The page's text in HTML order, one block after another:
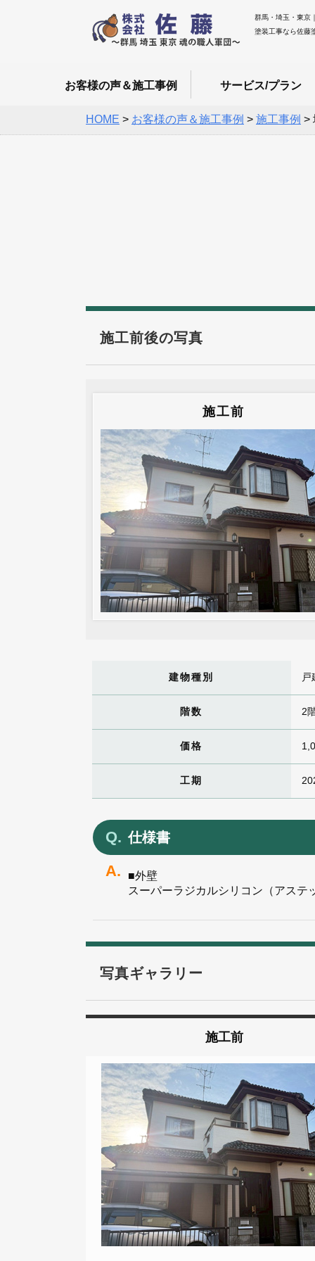
群馬・埼玉・東京
塗装工事なら佐藤
お客様の声＆施工事例 サービス/プラン
HOME > お客様の声＆施工事例 > 施工事例 >
施工前後の写真
施工前
建物種別 戸
階数 2
価格
工期
仕様書
■外壁
スーパーラジカルシリコン（アステ
写真ギャラリー
施工前